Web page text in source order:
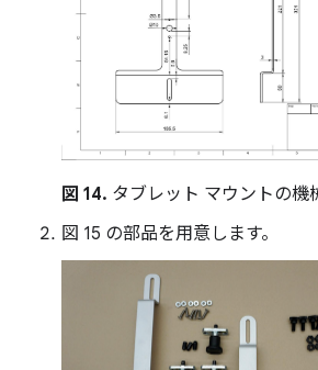
図 14. タブレット マウントの機
図 15 の部品を用意します。